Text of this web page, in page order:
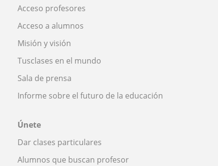
Acceso profesores
Acceso a alumnos
Misión y visión
Tusclases en el mundo
Sala de prensa
Informe sobre el futuro de la educación
Únete
Dar clases particulares
Alumnos que buscan profesor